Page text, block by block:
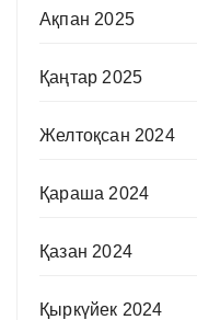
Ақпан 2025
Қаңтар 2025
Желтоқсан 2024
Қараша 2024
Қазан 2024
Қыркүйек 2024